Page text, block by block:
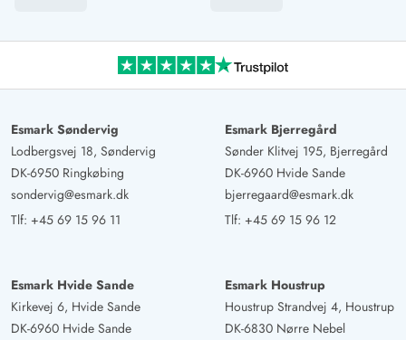
Esmark Søndervig
Lodbergsvej 18, Søndervig
DK-6950 Ringkøbing
sondervig@esmark.dk
Tlf: +45 69 15 96 11
Esmark Bjerregård
Sønder Klitvej 195, Bjerregård
DK-6960 Hvide Sande
bjerregaard@esmark.dk
Tlf: +45 69 15 96 12
Esmark Hvide Sande
Kirkevej 6, Hvide Sande
DK-6960 Hvide Sande
Esmark Houstrup
Houstrup Strandvej 4, Houstrup
DK-6830 Nørre Nebel